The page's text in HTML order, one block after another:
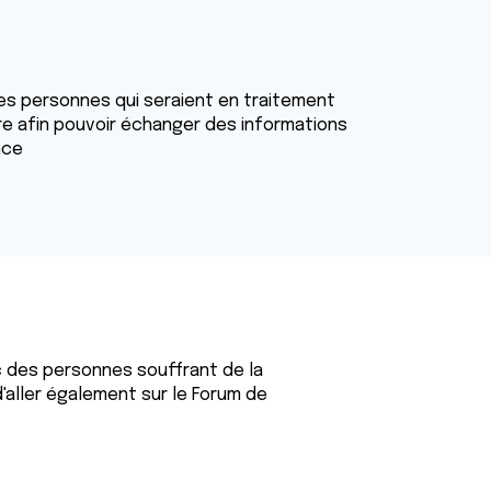
personnes qui seraient en traitement
afin pouvoir échanger des informations
personnes souffrant de la
également sur le Forum de